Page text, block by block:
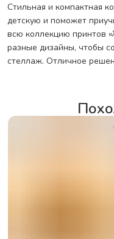
Стильная и компактная
детскую и поможет
всю коллекцию принтов
разные дизайны, чтобы
стеллаж. Отличное